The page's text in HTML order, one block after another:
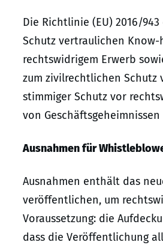
Die Richtlinie (EU) 2016/
Schutz vertraulichen
rechtswidrigem Erwerb
zum zivilrechtlichen Schutz
stimmiger Schutz vor
von
Ausnahmen für
Ausnahmen enthält das
veröffentlichen, um
Voraussetzung: die
dass die Veröffentlichung